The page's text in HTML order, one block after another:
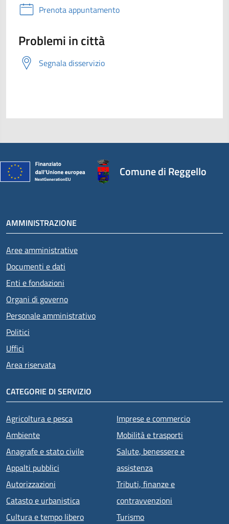
Prenota appuntamento
Problemi in città
Segnala disservizio
Comune di Reggello
AMMINISTRAZIONE
Aree amministrative
Documenti e dati
Enti e fondazioni
Organi di governo
Personale amministrativo
Politici
Uffici
Area riservata
CATEGORIE DI SERVIZIO
Agricoltura e pesca
Ambiente
Anagrafe e stato civile
Appalti pubblici
Autorizzazioni
Catasto e urbanistica
Cultura e tempo libero
Imprese e commercio
Mobilità e trasporti
Salute, benessere e
assistenza
Tributi, finanze e
contravvenzioni
Turismo